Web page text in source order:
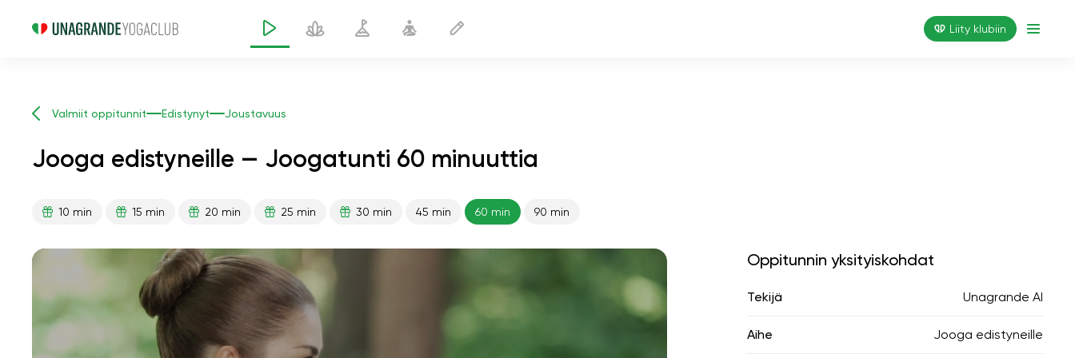
Liity klubiin
Valmiit oppitunnit Edistynyt Joustavuus
Jooga edistyneille — Joogatunti 60 minuuttia
10 min 15 min 20 min 25 min 30 min 45 min 60 min 90 min
Oppitunnin yksityiskohdat
Tekijä Unagrande AI
Aihe Jooga edistyneille